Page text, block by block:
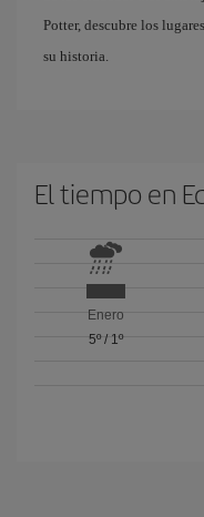
Potter, descubre los
su historia.
El tiempo en
Enero
5º/ 1º